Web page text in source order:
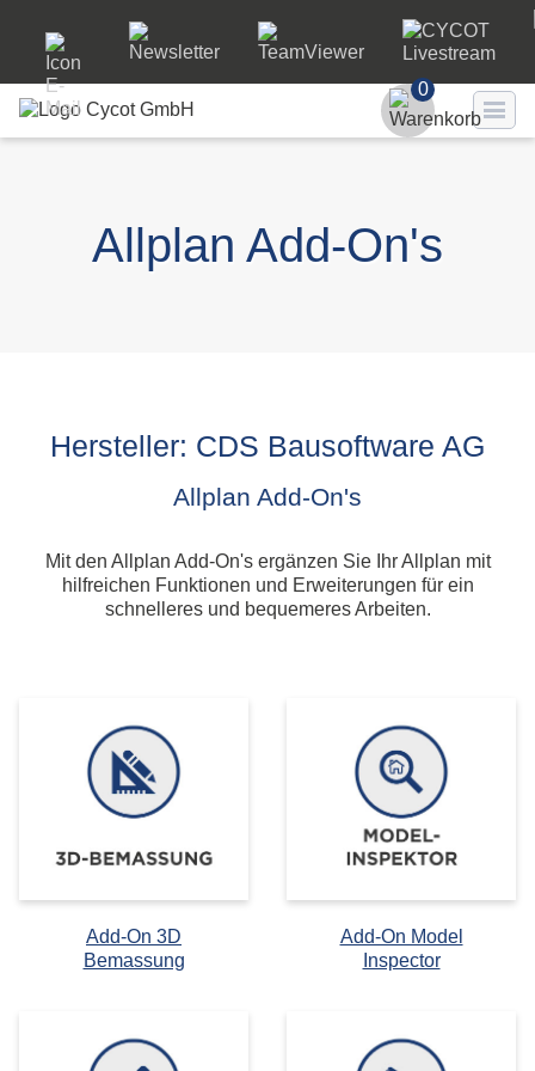
0
Allplan Add-On's
Hersteller: CDS Bausoftware AG
Allplan Add-On's
Mit den Allplan Add-On's ergänzen Sie Ihr Allplan mit
hilfreichen Funktionen und Erweiterungen für ein
schnelleres und bequemeres Arbeiten.
Add-On 3D
Bemassung
Add-On Model
Inspector